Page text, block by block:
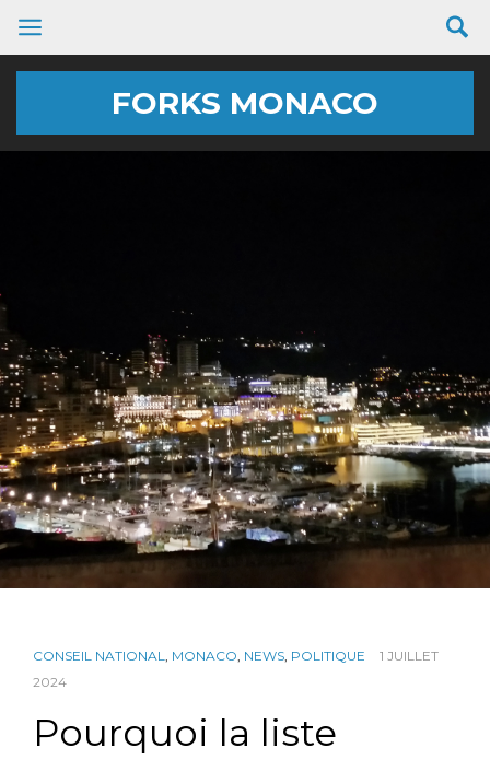
FORKS MONACO
CONSEIL NATIONAL, MONACO, NEWS, POLITIQUE
1 JUILLET
2024
Pourquoi la liste